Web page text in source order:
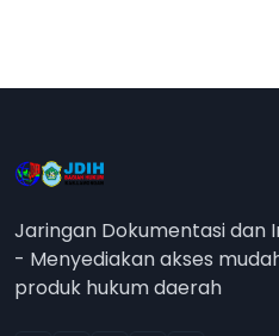
Jaringan Dokumentasi dan
- Menyediakan akses
produk hukum daerah